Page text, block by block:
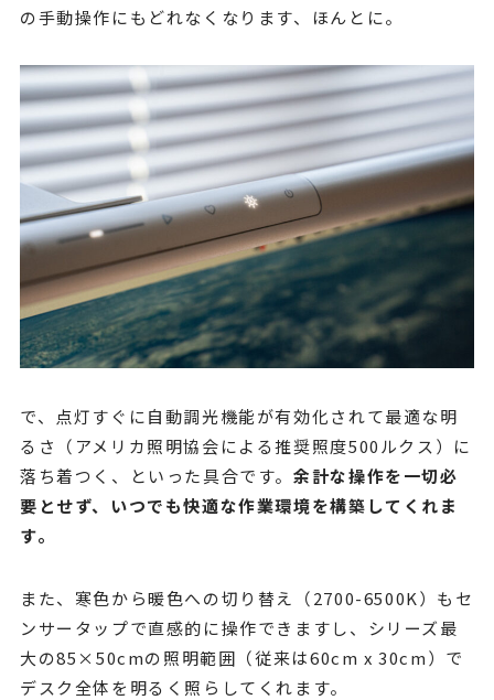
の手動操作にもどれなくなります、ほんとに。
で、点灯すぐに自動調光機能が有効化されて最適な明
るさ（アメリカ照明協会による推奨照度500ルクス）に
落ち着つく、といった具合です。余計な操作を一切必
要とせず、いつでも快適な作業環境を構築してくれま
す。
また、寒色から暖色への切り替え（2700-6500K）もセ
ンサータップで直感的に操作できますし、シリーズ最
大の85×50cmの照明範囲（従来は60cm x 30cm）で
デスク全体を明るく照らしてくれます。